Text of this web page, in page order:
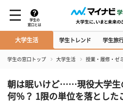
学生の
窓口とは
大学生活 学生トレンド 学生旅
学生の窓口トップ 大学生活 授業・履修・ゼミ
朝は眠いけど……現役大学生
何％？ 1限の単位を落とした